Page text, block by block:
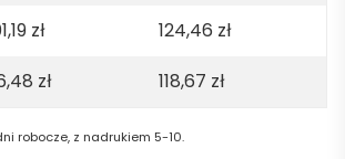
zł 124,46 zł
zł 118,67 zł
robocze, z nadrukiem 5-10.